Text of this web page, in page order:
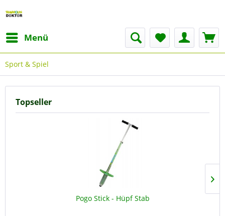
Menü
Sport & Spiel
Topseller
Pogo Stick - Hüpf Stab